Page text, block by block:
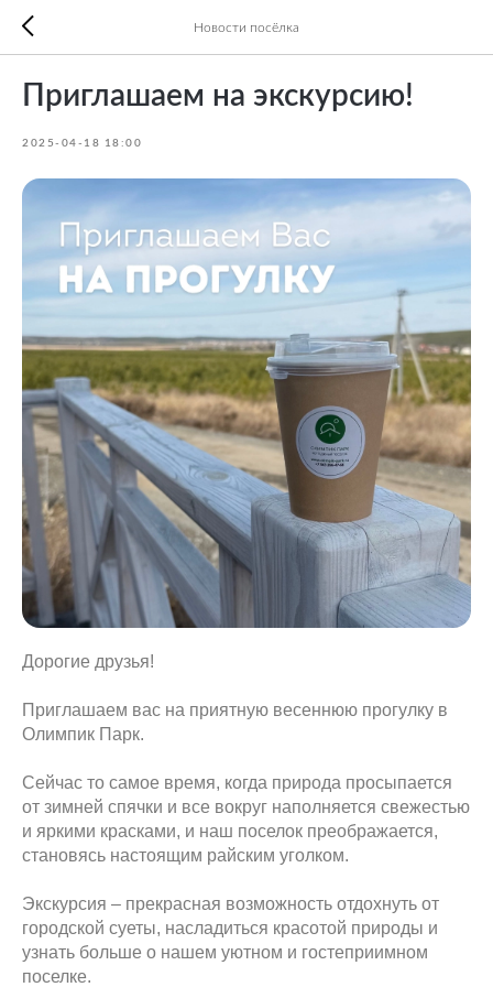
Новости посёлка
Приглашаем на экскурсию!
2025-04-18 18:00
Дорогие друзья!
Приглашаем вас на приятную весеннюю прогулку в
Олимпик Парк.
Сейчас то самое время, когда природа просыпается
от зимней спячки и все вокруг наполняется свежестью
и яркими красками, и наш поселок преображается,
становясь настоящим райским уголком.
Экскурсия – прекрасная возможность отдохнуть от
городской суеты, насладиться красотой природы и
узнать больше о нашем уютном и гостеприимном
поселке.